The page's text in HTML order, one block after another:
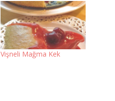
Vişneli Mağma Kek